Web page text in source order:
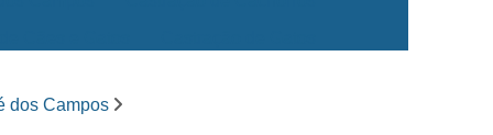
Clínica Veterinária para Cães e Gatos
dos Campos